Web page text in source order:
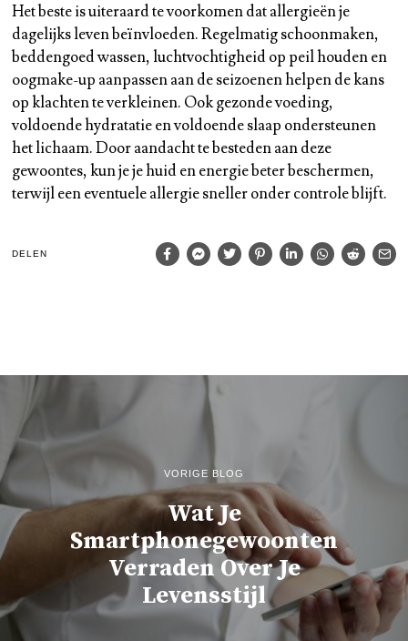
Het beste is uiteraard te voorkomen dat allergieën je
dagelijks leven beïnvloeden. Regelmatig schoonmaken,
beddengoed wassen, luchtvochtigheid op peil houden en
oogmake-up aanpassen aan de seizoenen helpen de kans
op klachten te verkleinen. Ook gezonde voeding,
voldoende hydratatie en voldoende slaap ondersteunen
het lichaam. Door aandacht te besteden aan deze
gewoontes, kun je je huid en energie beter beschermen,
terwijl een eventuele allergie sneller onder controle blijft.
DELEN
VORIGE BLOG
Wat Je
Smartphonegewoonten
Verraden Over Je
Levensstijl